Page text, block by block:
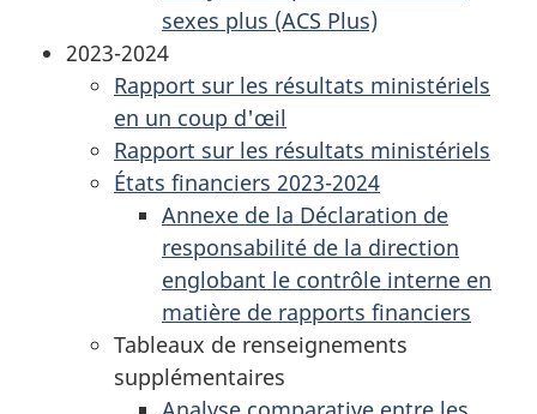
sexes plus (ACS Plus)
2023-2024
Rapport sur les résultats ministériels
en un coup d'œil
Rapport sur les résultats ministériels
États financiers 2023-2024
Annexe de la Déclaration de
responsabilité de la direction
englobant le contrôle interne en
matière de rapports financiers
Tableaux de renseignements
supplémentaires